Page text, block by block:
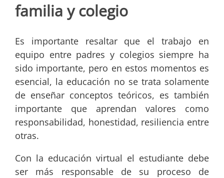
familia y colegio
Es importante resaltar que el trabajo en
equipo entre padres y colegios siempre ha
sido importante, pero en estos momentos es
esencial, la educación no se trata solamente
de enseñar conceptos teóricos, es también
importante que aprendan valores como
responsabilidad, honestidad, resiliencia entre
otras.
Con la educación virtual el estudiante debe
ser más responsable de su proceso de